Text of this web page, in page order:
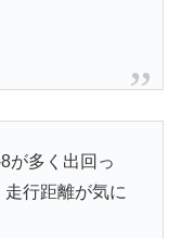
が多く出回っ
行距離が気に